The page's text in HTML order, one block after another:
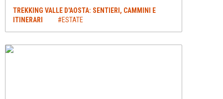
TREKKING VALLE D'AOSTA: SENTIERI, CAMMINI E
ITINERARI
#ESTATE